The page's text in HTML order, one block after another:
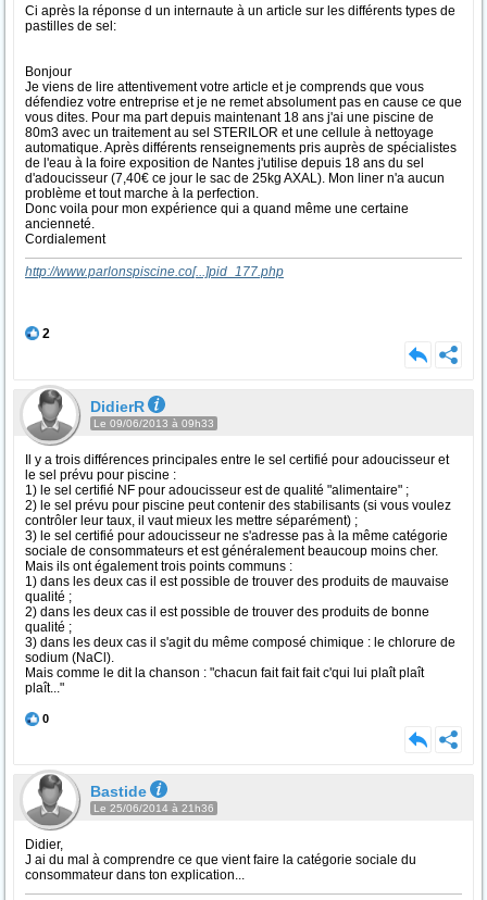
Ci après la réponse d un internaute à un article sur les différents types de
pastilles de sel:
Bonjour
Je viens de lire attentivement votre article et je comprends que vous
défendiez votre entreprise et je ne remet absolument pas en cause ce que
vous dites. Pour ma part depuis maintenant 18 ans j'ai une piscine de
80m3 avec un traitement au sel STERILOR et une cellule à nettoyage
automatique. Après différents renseignements pris auprès de spécialistes
de l'eau à la foire exposition de Nantes j'utilise depuis 18 ans du sel
d'adoucisseur (7,40€ ce jour le sac de 25kg AXAL). Mon liner n'a aucun
problème et tout marche à la perfection.
Donc voila pour mon expérience qui a quand même une certaine
ancienneté.
Cordialement
http://www.parlonspiscine.co[...]pid_177.php
2
DidierR
Le 09/06/2013 à 09h33
Il y a trois différences principales entre le sel certifié pour adoucisseur et
le sel prévu pour piscine :
1) le sel certifié NF pour adoucisseur est de qualité "alimentaire" ;
2) le sel prévu pour piscine peut contenir des stabilisants (si vous voulez
contrôler leur taux, il vaut mieux les mettre séparément) ;
3) le sel certifié pour adoucisseur ne s'adresse pas à la même catégorie
sociale de consommateurs et est généralement beaucoup moins cher.
Mais ils ont également trois points communs :
1) dans les deux cas il est possible de trouver des produits de mauvaise
qualité ;
2) dans les deux cas il est possible de trouver des produits de bonne
qualité ;
3) dans les deux cas il s'agit du même composé chimique : le chlorure de
sodium (NaCl).
Mais comme le dit la chanson : "chacun fait fait fait c'qui lui plaît plaît
plaît..."
0
Bastide
Le 25/06/2014 à 21h36
Didier,
J ai du mal à comprendre ce que vient faire la catégorie sociale du
consommateur dans ton explication...